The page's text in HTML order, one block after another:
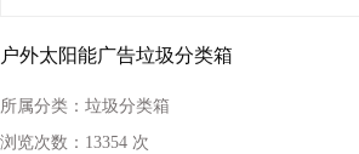
户外太阳能广告垃圾分类箱
所属分类： 垃圾分类箱
浏览次数： 13354 次